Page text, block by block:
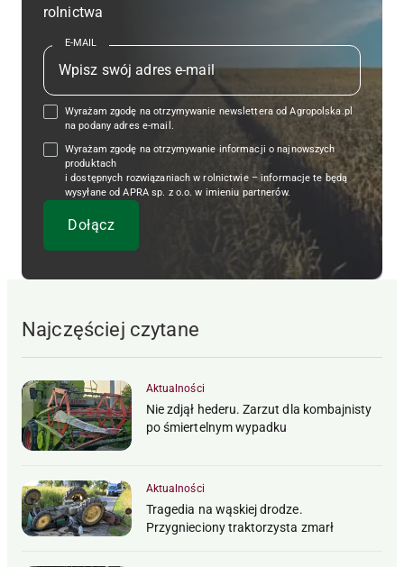
rolnictwa
E-MAIL
Wyrażam zgodę na otrzymywanie newslettera od Agropolska.pl
na podany adres e-mail.
Wyrażam zgodę na otrzymywanie informacji o najnowszych
produktach
i dostępnych rozwiązaniach w rolnictwie – informacje te będą
wysyłane od APRA sp. z o.o. w imieniu partnerów.
Najczęściej czytane
Aktualności
Nie zdjął hederu. Zarzut dla kombajnisty
po śmiertelnym wypadku
Aktualności
Tragedia na wąskiej drodze.
Przygnieciony traktorzysta zmarł